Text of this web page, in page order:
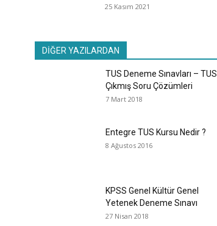
25 Kasım 2021
DİĞER YAZILARDAN
TUS Deneme Sınavları – TUS
Çıkmış Soru Çözümleri
7 Mart 2018
Entegre TUS Kursu Nedir ?
8 Ağustos 2016
KPSS Genel Kültür Genel
Yetenek Deneme Sınavı
27 Nisan 2018